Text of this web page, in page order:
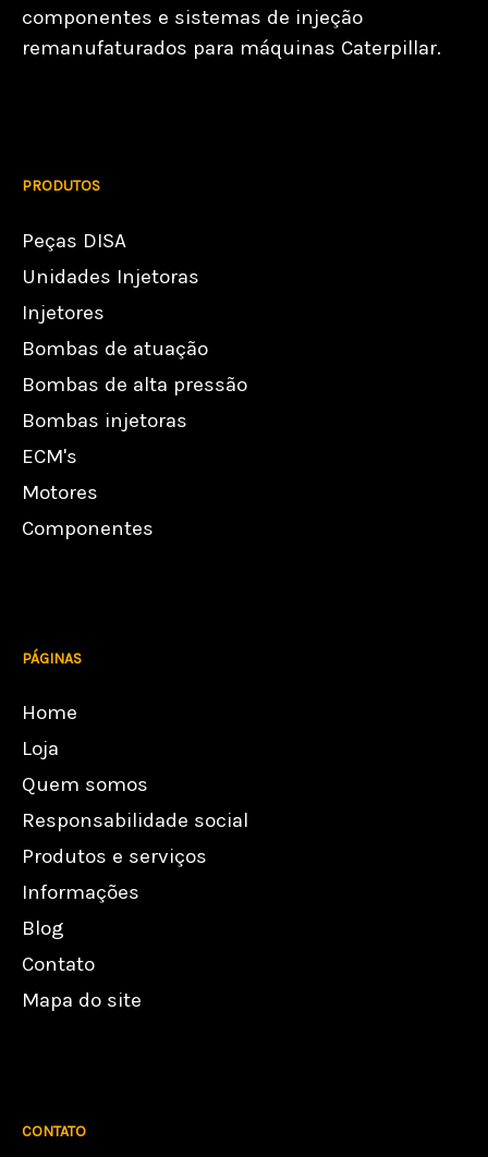
componentes e sistemas de injeção
remanufaturados para máquinas Caterpillar.
PRODUTOS
Peças DISA
Unidades Injetoras
Injetores
Bombas de atuação
Bombas de alta pressão
Bombas injetoras
ECM's
Motores
Componentes
PÁGINAS
Home
Loja
Quem somos
Responsabilidade social
Produtos e serviços
Informações
Blog
Contato
Mapa do site
CONTATO